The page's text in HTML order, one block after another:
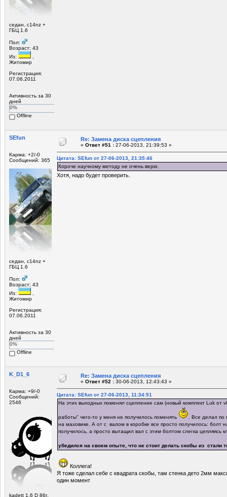
седан, c14nz +
ГБЦ 1.6
Пол:
Возраст: 43
Из:
Житомир
Регистрация:
07.06.2011
Активность за 30
дней
0%
Offline
SEfun
Карма: +2/-0
Сообщений: 365
седан, c14nz +
ГБЦ 1.6
Пол:
Возраст: 43
Из:
Житомир
Регистрация:
07.06.2011
Активность за 30
дней
0%
Offline
Re: Замена диска сцепления
« Ответ #51 : 27-06-2013, 21:39:53 »
Цитата: SEfun от 27-06-2013, 21:35:46
Короче научному методу не очень верю.
Хотя, надо будет проверить.
K_D1_6
Карма: +9/-0
Сообщений:
2546
kadett 1.6 D 86г.
Re: Замена диска сцепления
« Ответ #52 : 30-06-2013, 12:43:43 »
Цитата: SEfun от 27-06-2013, 11:34:51
На этих выходных поменял сцепление сам (новый комплект Luk от
работы" чего-то у меня не получилось поменять
. Все делал
на маховике. А от с валом в коробке все просто получилось: болт
получилось, а просто вытащил вал с этим болтом слегка цепляясь
убедился на своем опыте, что не стоит делать скобы из
Коллега!
Я тоже сделал себе с квадрата скобы, там стенка дето 2мм
один момент